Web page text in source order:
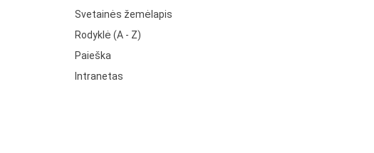
Svetainės žemėlapis
Rodyklė (A - Z)
Paieška
Intranetas